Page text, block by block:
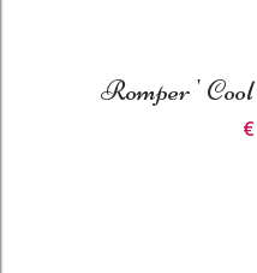
Romper '